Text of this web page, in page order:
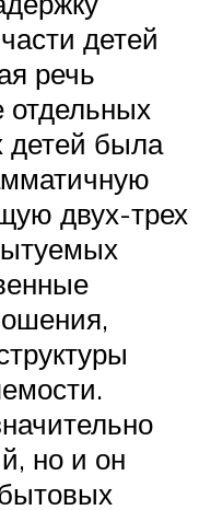
детей
речь
отдельных
детей была
двух-трех
но и он